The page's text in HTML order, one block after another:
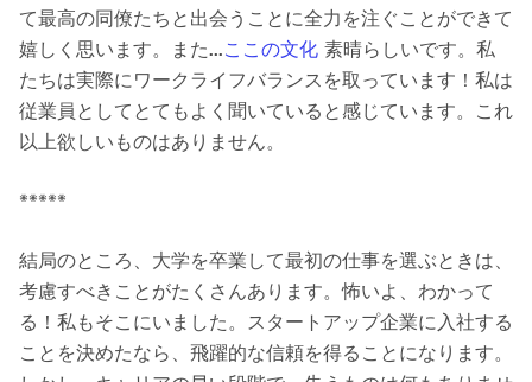
て最高の同僚たちと出会うことに全力を注ぐことができて
嬉しく思います。また...ここの文化 素晴らしいです。私
たちは実際にワークライフバランスを取っています！私は
従業員としてとてもよく聞いていると感じています。これ
以上欲しいものはありません。
*****
結局のところ、大学を卒業して最初の仕事を選ぶときは、
考慮すべきことがたくさんあります。怖いよ、わかって
る！私もそこにいました。スタートアップ企業に入社する
ことを決めたなら、飛躍的な信頼を得ることになります。